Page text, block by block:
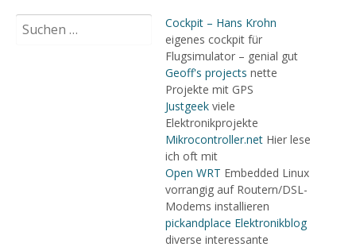
nach:
Cockpit – Hans Krohn
eigenes cockpit für
Flugsimulator – genial gut
Geoff's projects nette
Projekte mit GPS
Justgeekviele
Elektronikprojekte
Mikrocontroller.netHier lese
ich oft mit
Open WRT Embedded Linux
vorrangig auf Routern/DSL-
Modems installieren
pickandplace Elektronikblog
diverse interessante